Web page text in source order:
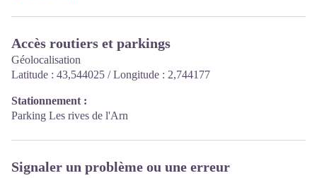
Accès routiers et parkings
Géolocalisation
Latitude : 43,544025 / Longitude : 2,744177
Stationnement :
Parking Les rives de l'Arn
Signaler un problème ou une erreur